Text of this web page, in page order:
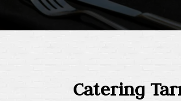
Catering